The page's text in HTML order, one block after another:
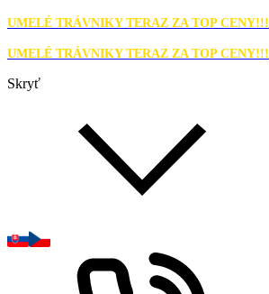
UMELÉ TRÁVNIKY TERAZ ZA TOP CENY!!!
UMELÉ TRÁVNIKY TERAZ ZA TOP CENY!!!
Skryť